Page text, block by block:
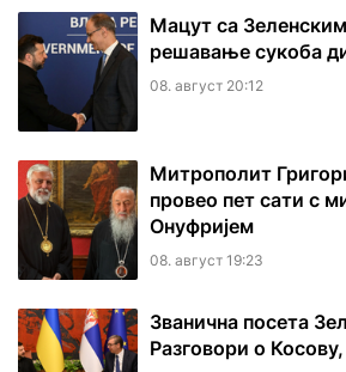
Мацут са
решавање сукоба
08. август 20:12
Митрополит
провео пет сати с
Онуфријем
08. август 19:23
Званична посета
Разговори о